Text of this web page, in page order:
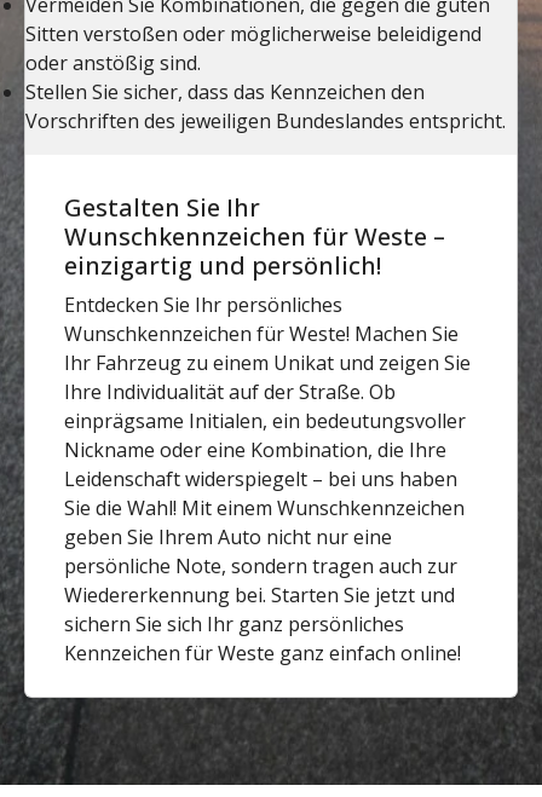
Gestalten Sie Ihr
Wunschkennzeichen für Weste –
einzigartig und persönlich!
Entdecken Sie Ihr persönliches
Wunschkennzeichen für Weste! Machen Sie
Ihr Fahrzeug zu einem Unikat und zeigen Sie
Ihre Individualität auf der Straße. Ob
einprägsame Initialen, ein bedeutungsvoller
Nickname oder eine Kombination, die Ihre
Leidenschaft widerspiegelt – bei uns haben
Sie die Wahl! Mit einem Wunschkennzeichen
geben Sie Ihrem Auto nicht nur eine
persönliche Note, sondern tragen auch zur
Wiedererkennung bei. Starten Sie jetzt und
sichern Sie sich Ihr ganz persönliches
Kennzeichen für Weste ganz einfach online!